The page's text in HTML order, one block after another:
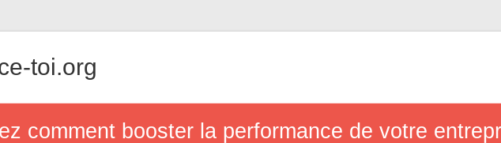
toi.org
comment booster la performance de votre